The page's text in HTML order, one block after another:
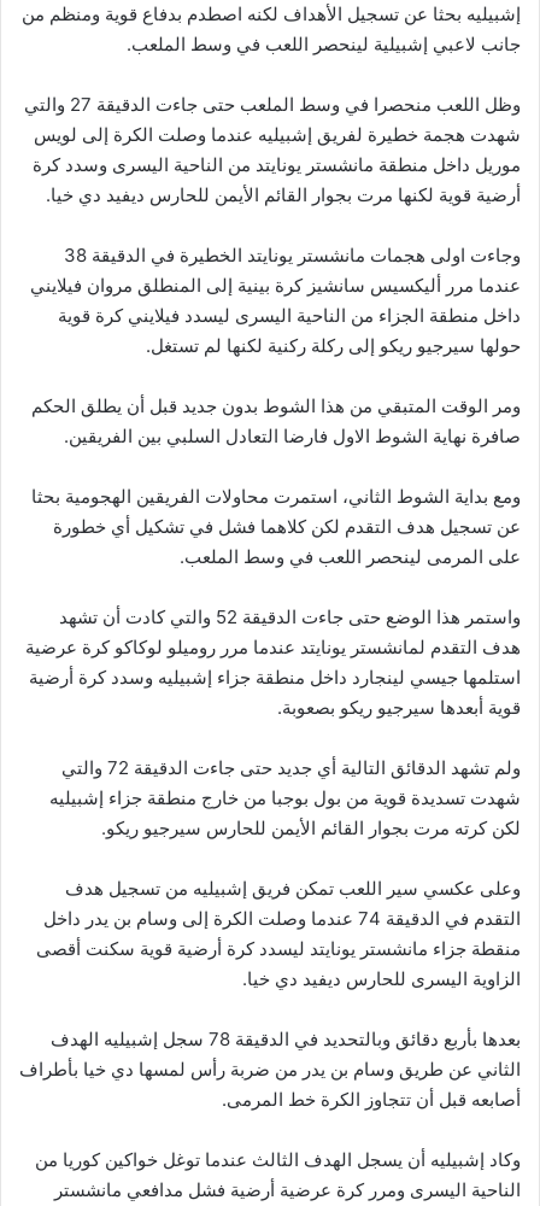
إشبيليه بحثا عن تسجيل الأهداف لكنه اصطدم بدفاع قوية ومنظم من
جانب لاعبي إشبيلية لينحصر اللعب في وسط الملعب.
وظل اللعب منحصرا في وسط الملعب حتى جاءت الدقيقة 27 والتي
شهدت هجمة خطيرة لفريق إشبيليه عندما وصلت الكرة إلى لويس
موريل داخل منطقة مانشستر يونايتد من الناحية اليسرى وسدد كرة
أرضية قوية لكنها مرت بجوار القائم الأيمن للحارس ديفيد دي خيا.
وجاءت اولى هجمات مانشستر يونايتد الخطيرة في الدقيقة 38
عندما مرر أليكسيس سانشيز كرة بينية إلى المنطلق مروان فيلايني
داخل منطقة الجزاء من الناحية اليسرى ليسدد فيلايني كرة قوية
حولها سيرجيو ريكو إلى ركلة ركنية لكنها لم تستغل.
ومر الوقت المتبقي من هذا الشوط بدون جديد قبل أن يطلق الحكم
صافرة نهاية الشوط الاول فارضا التعادل السلبي بين الفريقين.
ومع بداية الشوط الثاني، استمرت محاولات الفريقين الهجومية بحثا
عن تسجيل هدف التقدم لكن كلاهما فشل في تشكيل أي خطورة
على المرمى لينحصر اللعب في وسط الملعب.
واستمر هذا الوضع حتى جاءت الدقيقة 52 والتي كادت أن تشهد
هدف التقدم لمانشستر يونايتد عندما مرر روميلو لوكاكو كرة عرضية
استلمها جيسي لينجارد داخل منطقة جزاء إشبيليه وسدد كرة أرضية
قوية أبعدها سيرجيو ريكو بصعوبة.
ولم تشهد الدقائق التالية أي جديد حتى جاءت الدقيقة 72 والتي
شهدت تسديدة قوية من بول بوجبا من خارج منطقة جزاء إشبيليه
لكن كرته مرت بجوار القائم الأيمن للحارس سيرجيو ريكو.
وعلى عكسي سير اللعب تمكن فريق إشبيليه من تسجيل هدف
التقدم في الدقيقة 74 عندما وصلت الكرة إلى وسام بن يدر داخل
منقطة جزاء مانشستر يونايتد ليسدد كرة أرضية قوية سكنت أقصى
الزاوية اليسرى للحارس ديفيد دي خيا.
بعدها بأربع دقائق وبالتحديد في الدقيقة 78 سجل إشبيليه الهدف
الثاني عن طريق وسام بن يدر من ضربة رأس لمسها دي خيا بأطراف
أصابعه قبل أن تتجاوز الكرة خط المرمى.
وكاد إشبيليه أن يسجل الهدف الثالث عندما توغل خواكين كوريا من
الناحية اليسرى ومرر كرة عرضية أرضية فشل مدافعي مانشستر